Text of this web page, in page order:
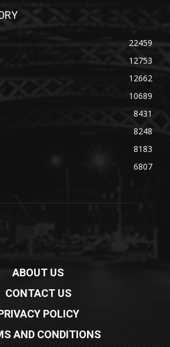
22459
12753
12662
10689
8431
8248
8183
6807
ABOUT US
CONTACT US
POLICY
AND CONDITIONS